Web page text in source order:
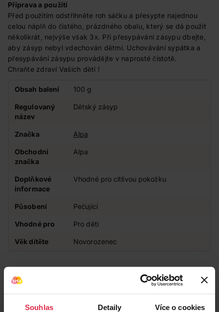
Souhlas Detaily Více o cookies
Příprava a použití
Před použitím odstřihněte roh sáčku a přesypte najednou
celou náplň do čistého, prázdného obalu, který se dá použít
několikrát, nejvýše však 3x. Při přesypávání zásypu dbejte,
aby zásyp nebyl vdechován dětmi. Uchovávání sypátka a
přesypávání zásypu provádějte v naprosté čistotě.
Chraňte zdraví Vašich dětí !
Obsah balení 100 g
Regulovaný
název
Dětský zásyp
Značka Alpa
Obchodní
značka
Alpa
Doplňkové
informace
Vhodné pro citlivou pokožku
Působení Pečující
Vhodné pro Pro děti
Věk dítěte Novorozenec
Zákazníci také často nakupují